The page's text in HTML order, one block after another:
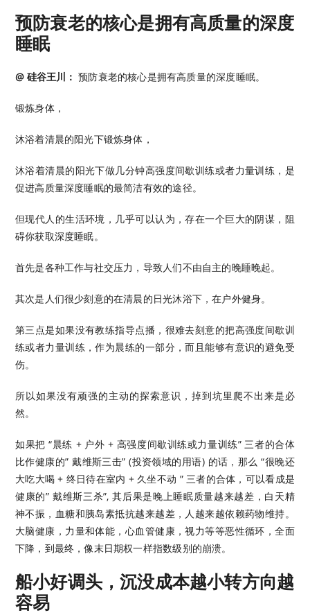
预防衰老的核心是拥有高质量的深度
睡眠
@ 硅谷王川： 预防衰老的核心是拥有高质量的深度睡眠。
锻炼身体，
沐浴着清晨的阳光下锻炼身体，
沐浴着清晨的阳光下做几分钟高强度间歇训练或者力量训练，是
促进高质量深度睡眠的最简洁有效的途径。
但现代人的生活环境，几乎可以认为，存在一个巨大的阴谋，阻
碍你获取深度睡眠。
首先是各种工作与社交压力，导致人们不由自主的晚睡晚起。
其次是人们很少刻意的在清晨的日光沐浴下，在户外健身。
第三点是如果没有教练指导点播，很难去刻意的把高强度间歇训
练或者力量训练，作为晨练的一部分，而且能够有意识的避免受
伤。
所以如果没有顽强的主动的探索意识，掉到坑里爬不出来是必
然。
如果把 “晨练 + 户外 + 高强度间歇训练或力量训练” 三者的合体
比作健康的” 戴维斯三击” (投资领域的用语) 的话，那么 “很晚还
大吃大喝 + 终日待在室内 + 久坐不动 ” 三者的合体，可以看成是
健康的” 戴维斯三杀”, 其后果是晚上睡眠质量越来越差，白天精
神不振，血糖和胰岛素抵抗越来越差，人越来越依赖药物维持。
大脑健康，力量和体能，心血管健康，视力等等恶性循环，全面
下降，到最终，像末日期权一样指数级别的崩溃。
船小好调头，沉没成本越小转方向越
容易